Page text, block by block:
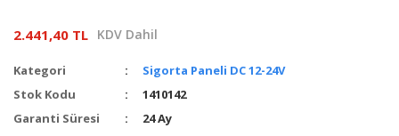
2.441,40 TL KDV Dahil
Kategori
Sigorta Paneli DC 12-24V
Stok Kodu
1410142
Garanti Süresi
24 Ay